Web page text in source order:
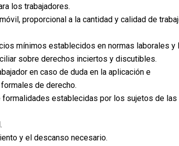
los trabajadores.
proporcional a la cantidad y calidad de
mínimos establecidos en normas laborales y
sobre derechos inciertos y discutibles.
en caso de duda en la aplicación e
de derecho.
formalidades establecidas por los sujetos de las
y el descanso necesario.